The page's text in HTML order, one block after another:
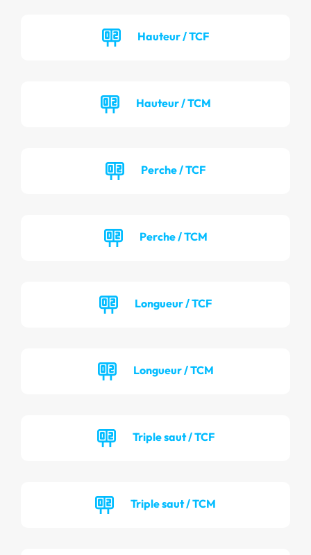
Hauteur / TCF
Hauteur / TCM
Perche / TCF
Perche / TCM
Longueur / TCF
Longueur / TCM
Triple saut / TCF
Triple saut / TCM